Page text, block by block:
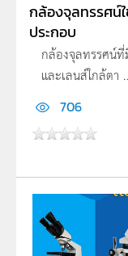
กล้องจุลทรรศน์
ประกอบ
กล้องจุลทรรศน์
และเลนส์ใกล้ตา
706